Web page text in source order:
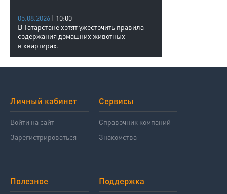
05.08.2026 | 10:00
В Татарстане хотят ужесточить правила
содержания домашних животных
в квартирах.
Личный кабинет
Войти на сайт
Зарегистрироваться
Сервисы
Справочник компаний
Знакомства
Полезное Поддержка